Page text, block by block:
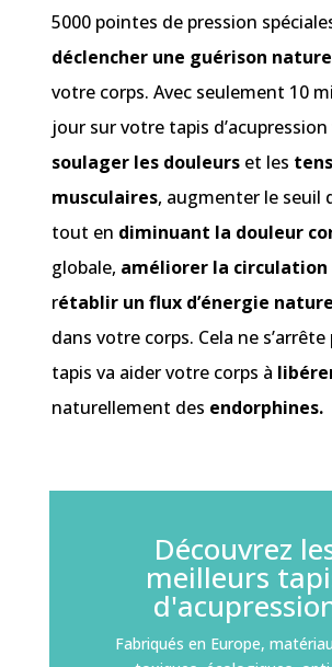
5000 pointes de pression
déclencher une guérison
votre corps. Avec seulement 10
jour sur votre tapis
soulager les douleurset les
musculaires, augmenter le seuil
tout en diminuant la douleur
globale, améliorer la circulation
rétablir un flux d’énergie
dans votre corps. Cela ne
tapis va aider votre corps à
naturellement des endorphines.
Découvrez
meilleurs
Fabriqués en Europe,